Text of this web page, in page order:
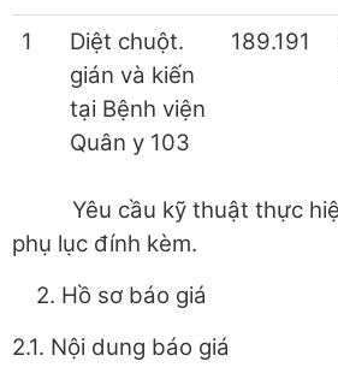
1
Diệt chuột.
gián và kiến
tại Bệnh viện
Quân y 103
189.191
Yêu cầu kỹ thuật thực
phụ lục đính kèm.
2. Hồ sơ báo giá
2.1. Nội dung báo giá